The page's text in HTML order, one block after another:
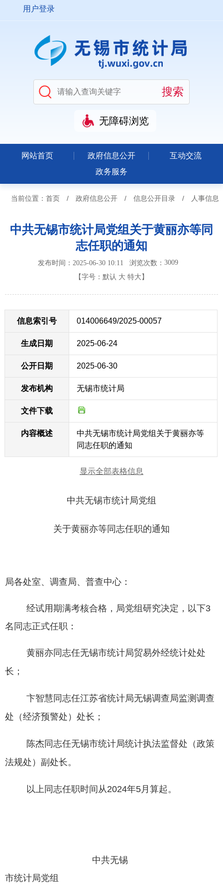
用户登录
无障碍浏览
网站首页 政府信息公开
互动交流
政务服务
当前位置： 首页 / 政府信息公开 / 信息公开目录 / 人事信息
中共无锡市统计局党组关于黄丽亦等同
志任职的通知
发布时间：2025-06-30 10:11浏览次数：3009
【字号： 默认 大 特大 】
信息索引号 014006649/2025-00057
生成日期 2025-06-24
公开日期 2025-06-30
发布机构 无锡市统计局
文件下载
内容概述
中共无锡市统计局党组关于黄丽亦等
同志任职的通知
显示全部表格信息
中共无锡市统计局党组
关于黄丽亦等同志任职的通知
局各处室、调查局、普查中心：
经试用期满考核合格，局党组研究决定，以下3
名同志正式任职：
黄丽亦同志任无锡市统计局贸易外经统计处处
长；
卞智慧同志任江苏省统计局无锡调查局监测调查
处（经济预警处）处长；
陈杰同志任无锡市统计局统计执法监督处（政策
法规处）副处长。
以上同志任职时间从2024年5月算起。
中共无锡
市统计局党组